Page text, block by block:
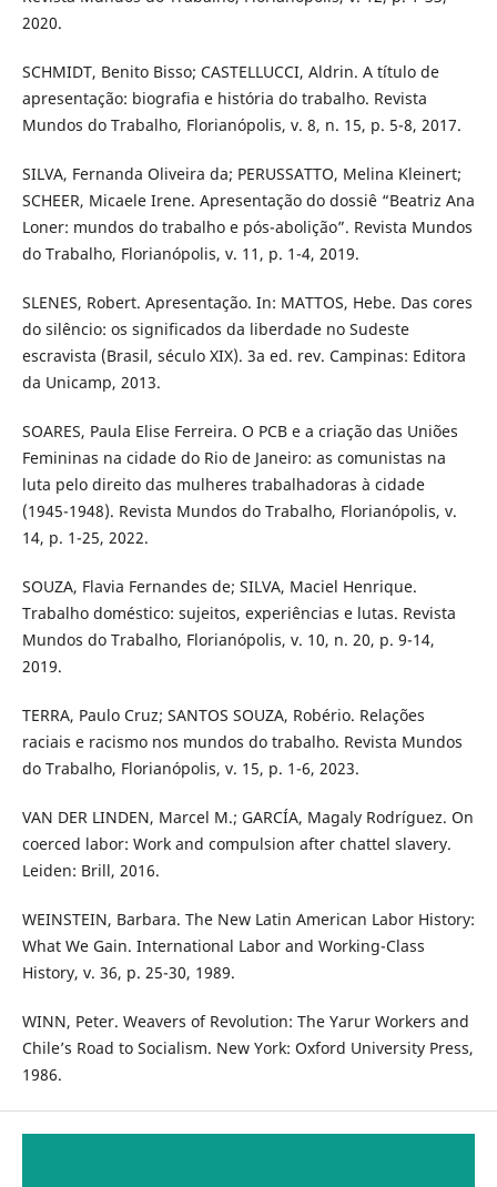
2020.
SCHMIDT, Benito Bisso; CASTELLUCCI, Aldrin. A título de
apresentação: biografia e história do trabalho. Revista
Mundos do Trabalho, Florianópolis, v. 8, n. 15, p. 5-8, 2017.
SILVA, Fernanda Oliveira da; PERUSSATTO, Melina Kleinert;
SCHEER, Micaele Irene. Apresentação do dossiê “Beatriz Ana
Loner: mundos do trabalho e pós-abolição”. Revista Mundos
do Trabalho, Florianópolis, v. 11, p. 1-4, 2019.
SLENES, Robert. Apresentação. In: MATTOS, Hebe. Das cores
do silêncio: os significados da liberdade no Sudeste
escravista (Brasil, século XIX). 3a ed. rev. Campinas: Editora
da Unicamp, 2013.
SOARES, Paula Elise Ferreira. O PCB e a criação das Uniões
Femininas na cidade do Rio de Janeiro: as comunistas na
luta pelo direito das mulheres trabalhadoras à cidade
(1945-1948). Revista Mundos do Trabalho, Florianópolis, v.
14, p. 1-25, 2022.
SOUZA, Flavia Fernandes de; SILVA, Maciel Henrique.
Trabalho doméstico: sujeitos, experiências e lutas. Revista
Mundos do Trabalho, Florianópolis, v. 10, n. 20, p. 9-14,
2019.
TERRA, Paulo Cruz; SANTOS SOUZA, Robério. Relações
raciais e racismo nos mundos do trabalho. Revista Mundos
do Trabalho, Florianópolis, v. 15, p. 1-6, 2023.
VAN DER LINDEN, Marcel M.; GARCÍA, Magaly Rodríguez. On
coerced labor: Work and compulsion after chattel slavery.
Leiden: Brill, 2016.
WEINSTEIN, Barbara. The New Latin American Labor History:
What We Gain. International Labor and Working-Class
History, v. 36, p. 25-30, 1989.
WINN, Peter. Weavers of Revolution: The Yarur Workers and
Chile’s Road to Socialism. New York: Oxford University Press,
1986.